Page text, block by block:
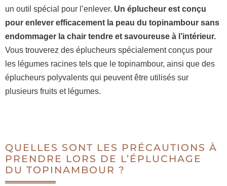
un outil spécial pour l’enlever. Un éplucheur est conçu
pour enlever efficacement la peau du topinambour sans
endommager la chair tendre et savoureuse à l’intérieur.
Vous trouverez des éplucheurs spécialement conçus pour
les légumes racines tels que le topinambour, ainsi que des
éplucheurs polyvalents qui peuvent être utilisés sur
plusieurs fruits et légumes.
QUELLES SONT LES PRÉCAUTIONS À
PRENDRE LORS DE L’ÉPLUCHAGE
DU TOPINAMBOUR ?